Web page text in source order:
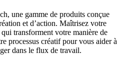
une gamme de produits conçue
et d’action. Maîtrisez votre
transforment votre manière de
processus créatif pour vous aider à
dans le flux de travail.